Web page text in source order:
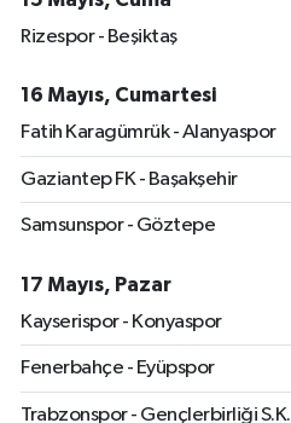
Rizespor - Beşiktaş
16 Mayıs, Cumartesi
Fatih Karagümrük - Alanyaspor
Gaziantep FK - Başakşehir
Samsunspor - Göztepe
17 Mayıs, Pazar
Kayserispor - Konyaspor
Fenerbahçe - Eyüpspor
Trabzonspor - Gençlerbirliği S.K.